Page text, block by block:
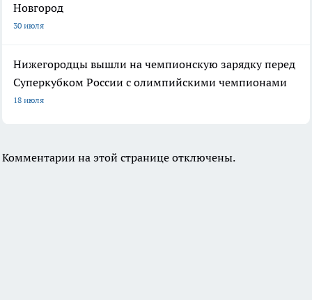
Новгород
30 июля
Нижегородцы вышли на чемпионскую зарядку перед
Суперкубком России с олимпийскими чемпионами
18 июля
Комментарии на этой странице отключены.